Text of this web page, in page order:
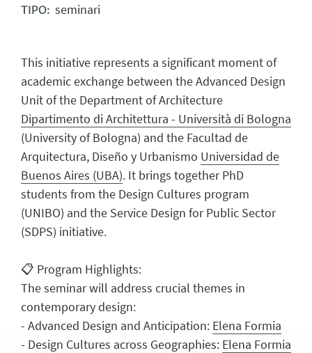
TIPO: seminari
This initiative represents a significant moment of
academic exchange between the Advanced Design
Unit of the Department of Architecture
Dipartimento di Architettura - Università di Bologna
(University of Bologna) and the Facultad de
Arquitectura, Diseño y Urbanismo Universidad de
Buenos Aires (UBA). It brings together PhD
students from the Design Cultures program
(UNIBO) and the Service Design for Public Sector
(SDPS) initiative.
📋 Program Highlights:
The seminar will address crucial themes in
contemporary design:
- Advanced Design and Anticipation: Elena Formia
- Design Cultures across Geographies: Elena Formia